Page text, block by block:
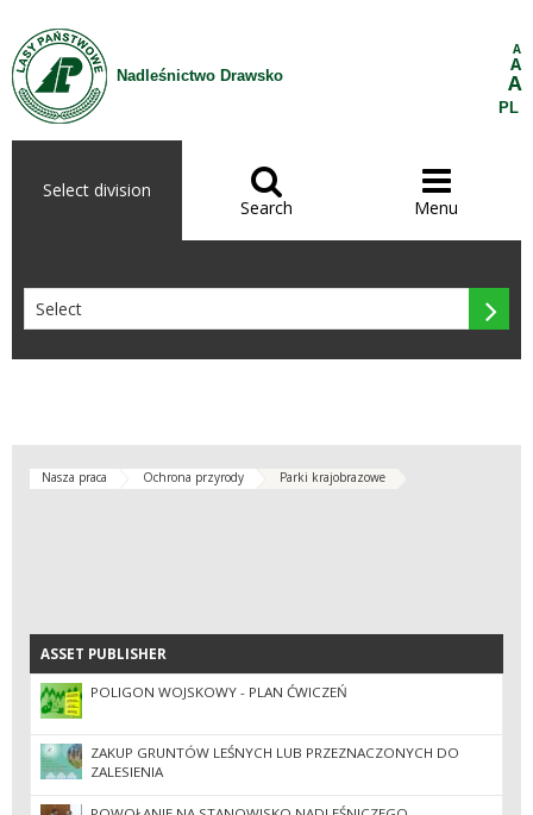
Skip to Content
Nadleśnictwo Drawsko
A
A
A
PL
Select division 
Search

Menu

Nasza praca Ochrona przyrody Parki krajobrazowe
ASSET PUBLISHER
ASSET PUBLISHER
POLIGON WOJSKOWY - PLAN ĆWICZEŃ
ZAKUP GRUNTÓW LEŚNYCH LUB PRZEZNACZONYCH DO
ZALESIENIA